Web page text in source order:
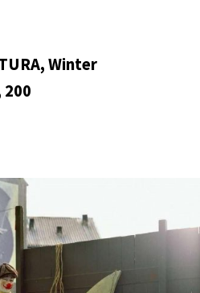
Winter